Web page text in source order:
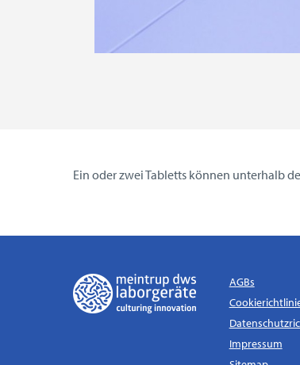
Ein oder zwei Tabletts können unterhalb
AGBs
Impressum